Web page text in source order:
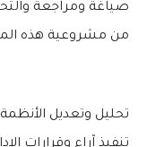
صياغة ومراجعة
من مشروعية هذه
تحليل وتعديل